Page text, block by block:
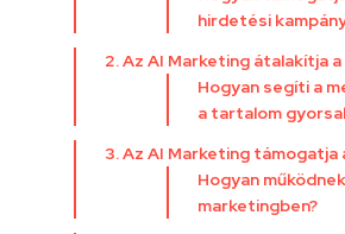
hirdetési
2. Az AI Marketing átalakítja
Hogyan segíti a
a tartalom
3. Az AI Marketing
Hogyan
marketingben?